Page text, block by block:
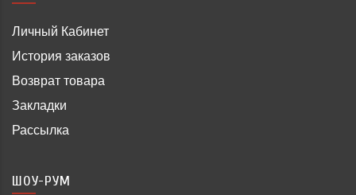
Личный Кабинет
История заказов
Возврат товара
Закладки
Рассылка
ШОУ-РУМ